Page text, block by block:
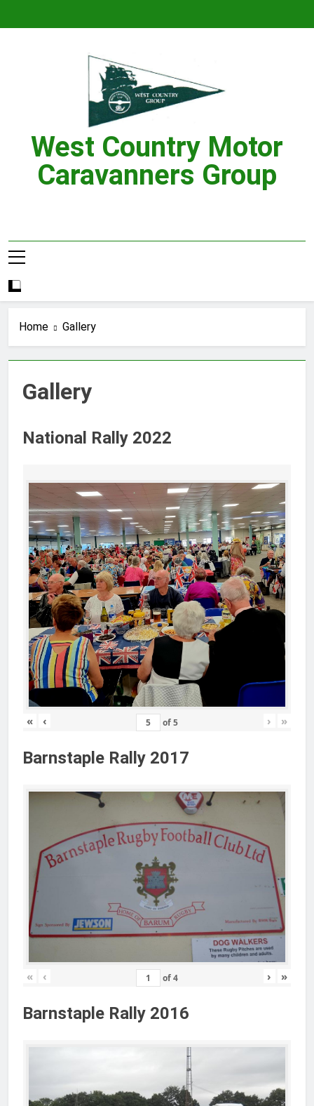
West Country Motor
Caravanners Group
Home Gallery
Gallery
National Rally 2022
« ‹ of5 › »
Barnstaple Rally 2017
« ‹ of4 › »
Barnstaple Rally 2016